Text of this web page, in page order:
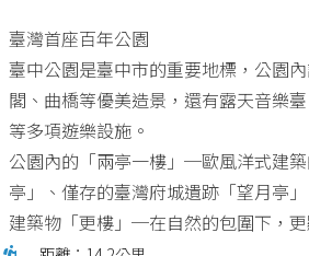
臺灣首座百年公園
臺中公園是臺中市的重要地標，公園
閣、曲橋等優美造景，還有露天音樂
等多項遊樂設施。
公園內的「兩亭一樓」─歐風洋式建
亭」、僅存的臺灣府城遺跡「望月亭
建築物「更樓」─在自然的包圍下，更